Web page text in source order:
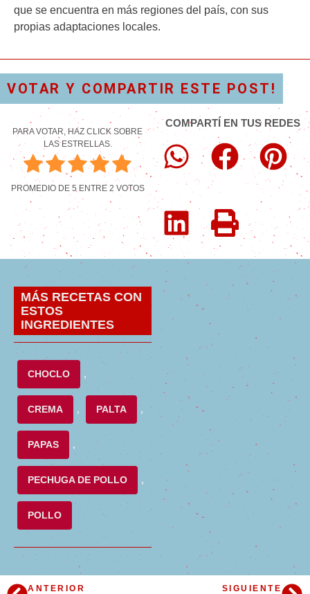
que se encuentra en más regiones del país, con sus
propias adaptaciones locales.
VOTAR Y COMPARTIR ESTE POST!
PARA VOTAR, HAZ CLICK SOBRE
LAS ESTRELLAS.
PROMEDIO DE5ENTRE 2 VOTOS
COMPARTÍ EN TUS REDES
MÁS RECETAS CON
ESTOS
INGREDIENTES
CHOCLO ,
CREMA , PALTA ,
PAPAS ,
PECHUGA DE POLLO ,
POLLO
ANTERIOR
SIGUIENTE